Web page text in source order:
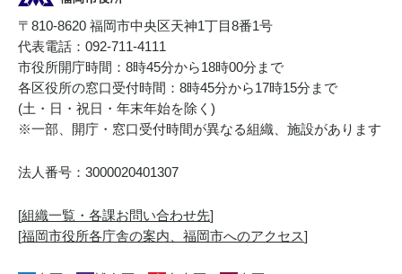
〒810-8620 福岡市中央区天神1丁目8番1号
代表電話：092-711-4111
市役所開庁時間：8時45分から18時00分まで
各区役所の窓口受付時間：8時45分から17時15分まで
(土・日・祝日・年末年始を除く)
※一部、開庁・窓口受付時間が異なる組織、施設があります
法人番号：3000020401307
[組織一覧・各課お問い合わせ先]
[福岡市役所各庁舎の案内、福岡市へのアクセス]